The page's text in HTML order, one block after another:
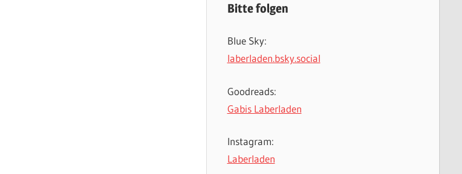
Bitte folgen
Blue Sky:
laberladen.bsky.social
Goodreads:
Gabis Laberladen
Instagram:
Laberladen